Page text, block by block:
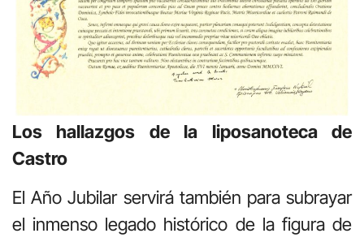
Los hallazgos de la liposanoteca de
Castro
El Año Jubilar servirá también para subrayar
el inmenso legado histórico de la figura de